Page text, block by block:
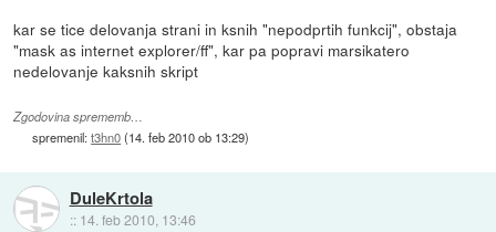
kar se tice delovanja strani in ksnih "nepodprtih funkcij", obstaja
"mask as internet explorer/ff", kar pa popravi marsikatero
nedelovanje kaksnih skript
Zgodovina sprememb…
spremenil:t3hn0(14. feb 2010 ob 13:29)
DuleKrtola
:: 14. feb 2010, 13:46